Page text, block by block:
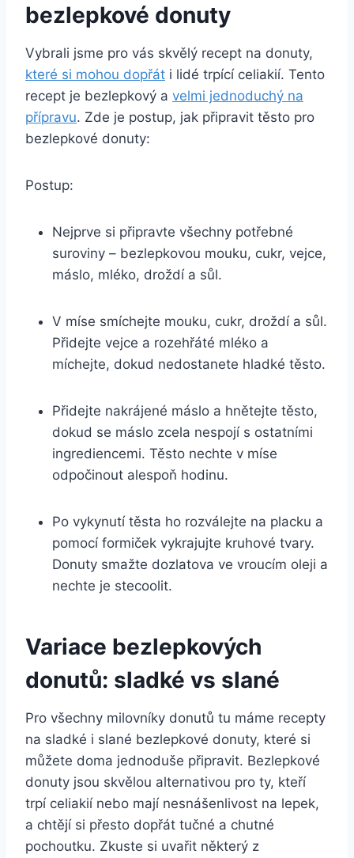
bezlepkové donuty
Vybrali jsme pro vás skvělý recept na donuty,
které si mohou dopřát i lidé trpící celiakií. Tento
recept je bezlepkový a velmi jednoduchý na
přípravu. Zde je postup, jak připravit těsto pro
bezlepkové donuty:
Postup:
Nejprve si připravte všechny potřebné
suroviny – bezlepkovou mouku, cukr, vejce,
máslo, mléko, droždí a sůl.
V míse smíchejte mouku, cukr, droždí a sůl.
Přidejte vejce a rozehřáté mléko a
míchejte, dokud nedostanete hladké těsto.
Přidejte nakrájené máslo a hnětejte těsto,
dokud se máslo zcela nespojí s ostatními
ingrediencemi. Těsto nechte v míse
odpočinout alespoň hodinu.
Po vykynutí těsta ho rozválejte na placku a
pomocí formiček vykrajujte kruhové tvary.
Donuty smažte dozlatova ve vroucím oleji a
nechte je stecoolit.
Variace bezlepkových
donutů: sladké vs slané
Pro všechny milovníky donutů tu máme recepty
na sladké i slané bezlepkové donuty, které si
můžete doma jednoduše připravit. Bezlepkové
donuty jsou skvělou alternativou pro ty, kteří
trpí celiakií nebo mají nesnášenlivost na lepek,
a chtějí si přesto dopřát tučné a chutné
pochoutku. Zkuste si uvařit některý z